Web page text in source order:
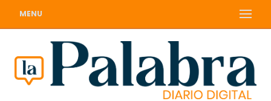
MENU